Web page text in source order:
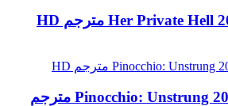
تحميل فيلم Pinocchio: Unstrung 2026 مترجم